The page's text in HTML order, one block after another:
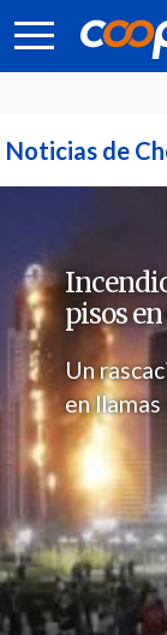
Síguenos:
Noticias de
pisos
Un
en llamas